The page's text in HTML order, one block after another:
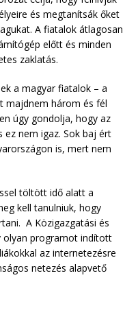
és megtanítsák őket
A fiatalok átlagosan
előtt és minden
zaklatás.
a magyar fiatalok – a
majdnem három és fél
úgy gondolja, hogy az
ez nem igaz. Sok baj ért
is, mert nem
töltött idő alatt a
kell tanulniuk, hogy
A Közigazgatási és
olyan programot indított
az internetezésre
netezés alapvető